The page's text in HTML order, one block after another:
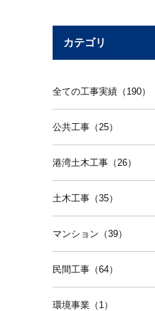
カテゴリ
全ての工事実績（190）
公共工事（25）
港湾土木工事（26）
土木工事（35）
マンション（39）
民間工事（64）
環境事業（1）